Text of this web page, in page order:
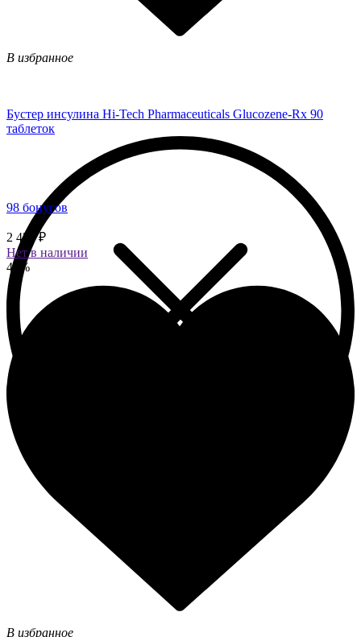
В избранное
Бустер инсулина Hi-Tech Pharmaceuticals Glucozene-Rx 90
таблеток
98 бонусов
2 450 ₽
Нет в наличии
40%
В избранное